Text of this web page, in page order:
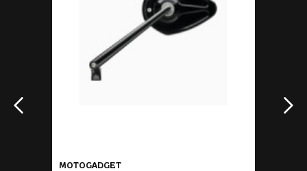
MOTOGADGET